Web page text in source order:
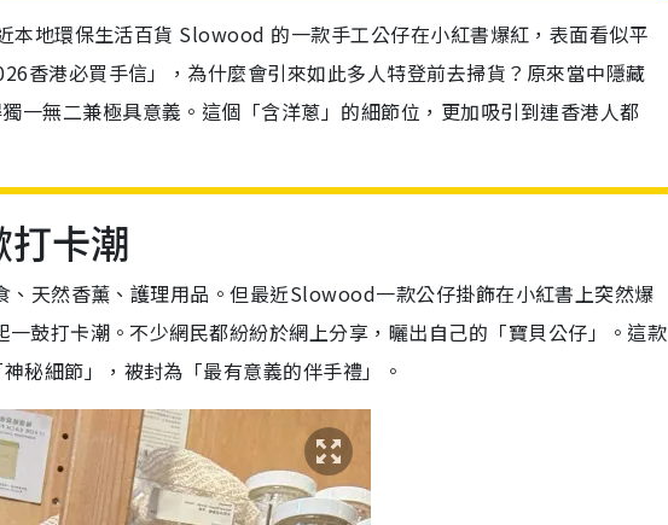
本地環保生活百貨 Slowood 的一款手工公仔在小紅書爆紅，表面看似平
香港必買手信」，為什麼會引來如此多人特登前去掃貨？原來當中隱藏
一無二兼極具意義。這個「含洋蔥」的細節位，更加吸引到連香港人都
卡潮
天然香薰、護理用品。但最近Slowood一款公仔掛飾在小紅書上突然爆
鼓打卡潮。不少網民都紛紛於網上分享，曬出自己的「寶貝公仔」。這款
秘細節」，被封為「最有意義的伴手禮」。